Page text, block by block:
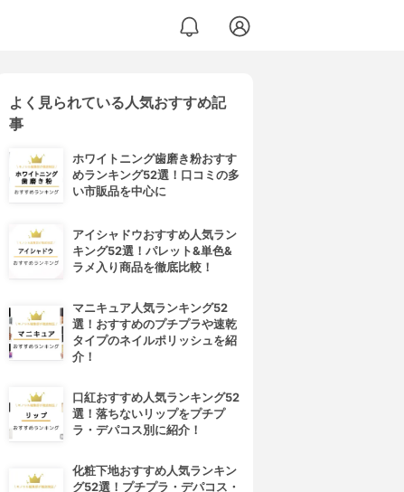
よく見られている人気おすすめ記
事
ホワイトニング歯磨き粉おすす
めランキング52選！口コミの多
い市販品を中心に
アイシャドウおすすめ人気ラン
キング52選！パレット&単色&
ラメ入り商品を徹底比較！
マニキュア人気ランキング52
選！おすすめのプチプラや速乾
タイプのネイルポリッシュを紹
介！
口紅おすすめ人気ランキング52
選！落ちないリップをプチプ
ラ・デパコス別に紹介！
化粧下地おすすめ人気ランキン
グ52選！プチプラ・デパコス・